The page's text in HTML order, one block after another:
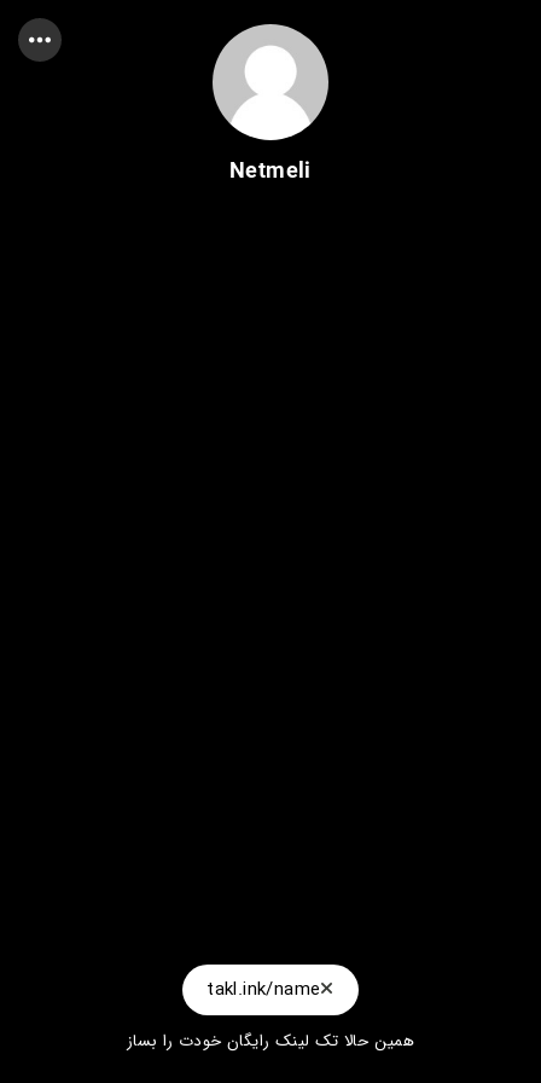
Netmeli
takl.ink/name
همین حالا تک لینک رایگان خودت را بساز